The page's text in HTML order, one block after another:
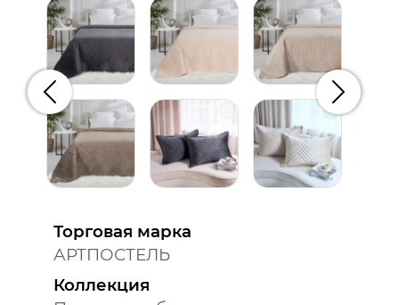
Предыдущий
Торговая марка
АРТПОСТЕЛЬ
Коллекция